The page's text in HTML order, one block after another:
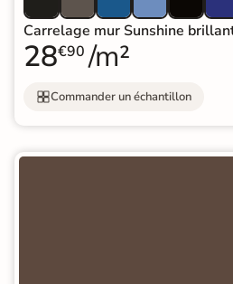
Carrelage mur Sunshine
28€90 /m²
Commander un échantillon